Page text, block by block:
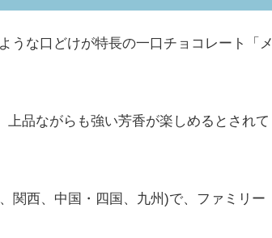
な口どけが特長の一口チョコレート「メ
品ながらも強い芳香が楽しめるとされて
関西、中国・四国、九州)で、ファミリー